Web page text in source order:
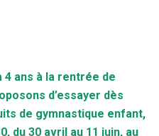
4 ans à la rentrée de
d’essayer dès
de gymnastique enfant,
du 30 avril au 11 juin, au